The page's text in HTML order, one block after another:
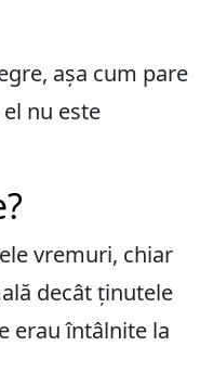
așa cum pare
nu este
vremuri, chiar
decât ținutele
erau întâlnite la